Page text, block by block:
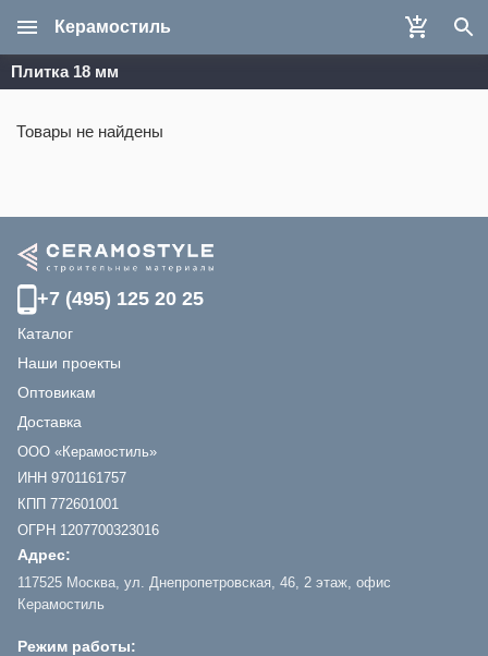
Керамостиль
Плитка 18 мм
Товары не найдены
+7 (495) 125 20 25
Каталог
Наши проекты
Оптовикам
Доставка
ООО «Керамостиль»
ИНН 9701161757
КПП 772601001
ОГРН 1207700323016
Адрес:
117525 Москва, ул. Днепропетровская, 46, 2 этаж, офис
Керамостиль
Режим работы: